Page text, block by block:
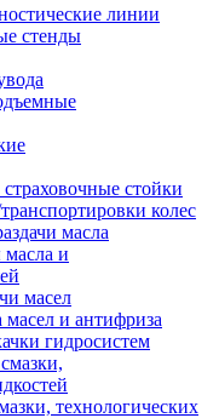
линии
стенды
стойки
колес
масла
и
масел
масел и антифриза
гидросистем
технологических